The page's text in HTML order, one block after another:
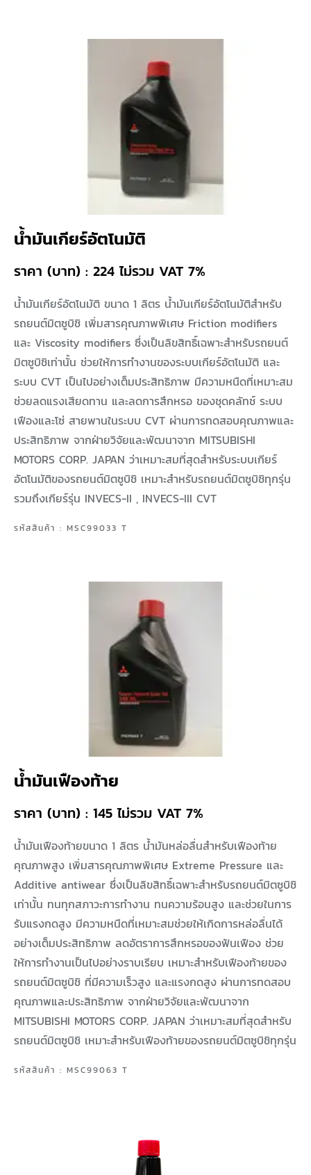
น้ำมันเกียร์อัตโนมัติ
ราคา (บาท) : 224 ไม่รวม VAT 7%
น้ำมันเกียร์อัตโนมัติ ขนาด 1 ลิตร น้ำมันเกียร์อัตโนมัติสำหรับ
รถยนต์มิตซูบิชิ เพิ่มสารคุณภาพพิเศษ Friction modifiers
และ Viscosity modifiers ซึ่งเป็นลิขสิทธิ์เฉพาะสำหรับรถยนต์
มิตซูบิชิเท่านั้น ช่วยให้การทำงานของระบบเกียร์อัตโนมัติ และ
ระบบ CVT เป็นไปอย่างเต็มประสิทธิภาพ มีความหนืดที่เหมาะสม
ช่วยลดแรงเสียดทาน และลดการสึกหรอ ของชุดคลัทช์ ระบบ
เฟืองและโซ่ สายพานในระบบ CVT ผ่านการทดสอบคุณภาพและ
ประสิทธิภาพ จากฝ่ายวิจัยและพัฒนาจาก MITSUBISHI
MOTORS CORP. JAPAN ว่าเหมาะสมที่สุดสำหรับระบบเกียร์
อัตโนมัติของรถยนต์มิตซูบิชิ เหมาะสำหรับรถยนต์มิตซูบิชิทุกรุ่น
รวมถึงเกียร์รุ่น INVECS-II , INVECS-III CVT
รหัสสินค้า : MSC99033 T
น้ำมันเฟืองท้าย
ราคา (บาท) : 145 ไม่รวม VAT 7%
น้ำมันเฟืองท้ายขนาด 1 ลิตร น้ำมันหล่อลื่นสำหรับเฟืองท้าย
คุณภาพสูง เพิ่มสารคุณภาพพิเศษ Extreme Pressure และ
Additive antiwear ซึ่งเป็นลิขสิทธิ์เฉพาะสำหรับรถยนต์มิตซูบิชิ
เท่านั้น ทนทุกสภาวะการทำงาน ทนความร้อนสูง และช่วยในการ
รับแรงกดสูง มีความหนืดที่เหมาะสมช่วยให้เกิดการหล่อลื่นได้
อย่างเต็มประสิทธิภาพ ลดอัตราการสึกหรอของฟันเฟือง ช่วย
ให้การทำงานเป็นไปอย่างราบเรียบ เหมาะสำหรับเฟืองท้ายของ
รถยนต์มิตซูบิชิ ที่มีความเร็วสูง และแรงกดสูง ผ่านการทดสอบ
คุณภาพและประสิทธิภาพ จากฝ่ายวิจัยและพัฒนาจาก
MITSUBISHI MOTORS CORP. JAPAN ว่าเหมาะสมที่สุดสำหรับ
รถยนต์มิตซูบิชิ เหมาะสำหรับเฟืองท้ายของรถยนต์มิตซูบิชิทุกรุ่น
รหัสสินค้า : MSC99063 T